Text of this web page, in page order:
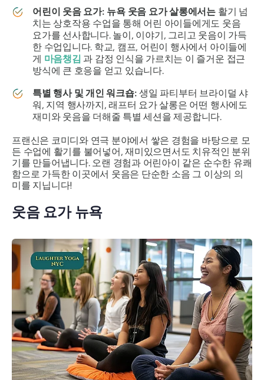
어린이 웃음 요가: 뉴욕 웃음 요가 살롱에서는 활기 넘
치는 상호작용 수업을 통해 어린 아이들에게도 웃음
요가를 선사합니다. 놀이, 이야기, 그리고 웃음이 가득
한 수업입니다. 학교, 캠프, 어린이 행사에서 아이들에
게 마음챙김 과 감정 인식을 가르치는 이 즐거운 접근
방식에 큰 호응을 얻고 있습니다.
특별 행사 및 개인 워크숍:생일 파티부터 브라이덜 샤
워, 지역 행사까지, 래프터 요가 살롱은 어떤 행사에도
재미와 웃음을 더해줄 특별 세션을 제공합니다.
프랜신은 코미디와 연극 분야에서 쌓은 경험을 바탕으로 모
든 수업에 활기를 불어넣어, 재미있으면서도 치유적인 분위
기를 만들어냅니다. 오랜 경험과 어린아이 같은 순수한 유쾌
함으로 가득한 이곳에서 웃음은 단순한 소음 그 이상의 의
미를 지닙니다!
웃음 요가 뉴욕